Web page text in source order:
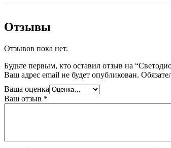
Отзывы
Отзывов пока нет.
Будьте первым, кто оставил отзыв на
Ваш адрес email не будет опубликован.
Ваша оценка
Ваш отзыв *